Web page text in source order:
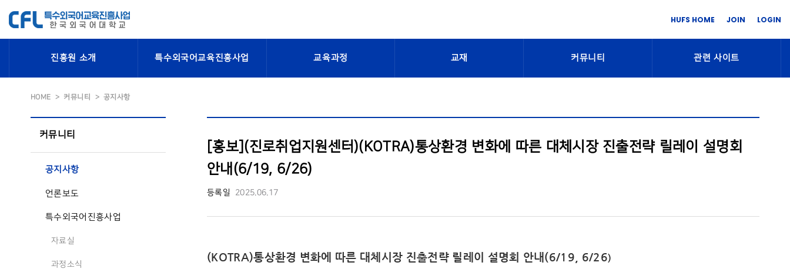
HUFS HOME JOIN LOGIN
진흥원 소개 특수외국어교육진흥사업 교육과정 교재 커뮤니티 관련 사이트
HOME 커뮤니티 공지사항
커뮤니티
공지사항
언론보도
특수외국어진흥사업
자료실
과정소식
[홍보](진로취업지원센터)(KOTRA)통상환경 변화에 따른 대체시장 진출전략 릴레이 설명회
안내(6/19, 6/26)
등록일 2025.06.17
(KOTRA)통상환경 변화에 따른 대체시장 진출전략 릴레이 설명회 안내(6/19, 6/26)